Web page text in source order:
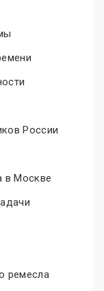
России
в Москве
ремесла